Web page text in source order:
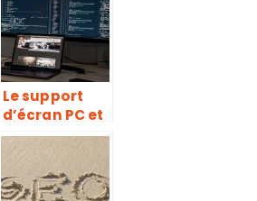
Le support
d’écran PC et
ses